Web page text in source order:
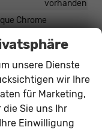
vorhanden
Chrome
vorhanden
vorhanden
vorhanden
vorhanden
unsere Dienste
wir Ihre
für Marketing,
Sie uns Ihr
Einwilligung